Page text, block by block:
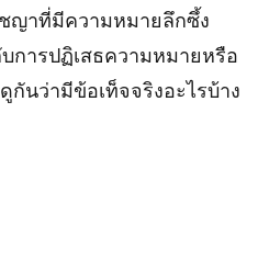
ญาที่มีความหมายลึกซึ้ง
การปฏิเสธความหมายหรือ
นว่ามีข้อเท็จจริงอะไรบ้าง